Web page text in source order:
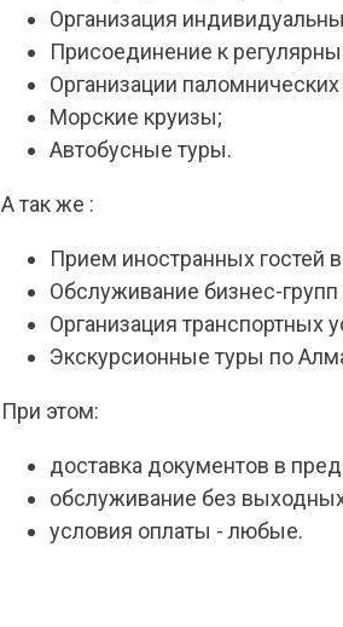
Организация
Присоединение к
Организации паломнических
Морские круизы;
Автобусные туры.
А так же :
Прием иностранных гостей
Обслуживание бизнес-
Организация транспортных
Экскурсионные туры по
При этом:
доставка документов в
обслуживание без
условия оплаты - любые.